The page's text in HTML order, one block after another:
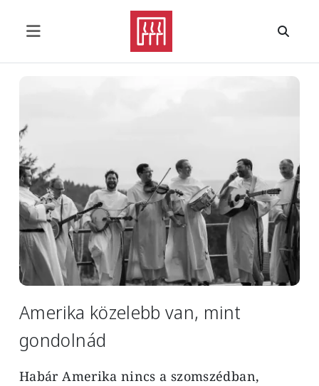
Amerika közelebb van, mint
gondolnád
Habár Amerika nincs a szomszédban,